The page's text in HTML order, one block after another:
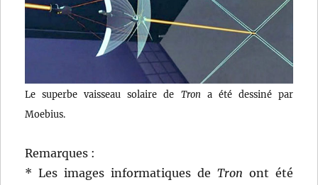
Le superbe vaisseau solaire de Tron a été dessiné par
Moebius.
Remarques :
* Les images informatiques de Tron ont été